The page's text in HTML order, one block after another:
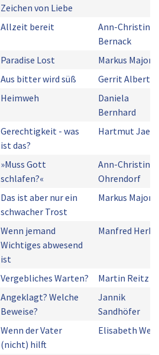
Zeichen von Liebe
Allzeit bereit
Ann-Christin
Bernack
Paradise Lost Markus
Aus bitter wird süß Gerrit Alberts
Heimweh
Daniela
Bernhard
Gerechtigkeit - was
ist das?
Hartmut
»Muss Gott
schlafen?«
Ann-Christin
Ohrendorf
Das ist aber nur ein
schwacher Trost
Markus
Wenn jemand
Wichtiges abwesend
ist
Manfred
Vergebliches Warten? Martin Reitz
Angeklagt? Welche
Beweise?
Jannik
Sandhöfer
Wenn der Vater
(nicht) hilft
Elisabeth